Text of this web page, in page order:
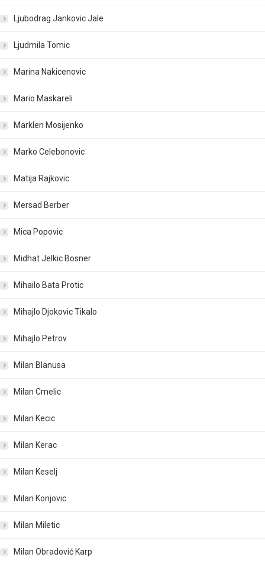
Ljubodrag Jankovic Jale
Ljudmila Tomic
Marina Nakicenovic
Mario Maskareli
Marklen Mosijenko
Marko Celebonovic
Matija Rajkovic
Mersad Berber
Mica Popovic
Midhat Jelkic Bosner
Mihailo Bata Protic
Mihajlo Djokovic Tikalo
Mihajlo Petrov
Milan Blanusa
Milan Cmelic
Milan Kecic
Milan Kerac
Milan Keselj
Milan Konjovic
Milan Miletic
Milan Obradović Karp